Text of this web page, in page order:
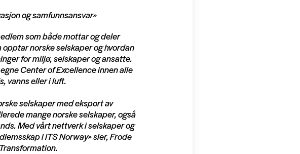
og samfunnsansvar»
som både mottar og deler
norske selskaper og hvordan
for miljø, selskaper og ansatte.
Center of Excellence innen alle
vanns eller i luft.
selskaper med eksport av
mange norske selskaper, også
Med vårt nettverk i selskaper og
i ITS Norway»sier, Frode